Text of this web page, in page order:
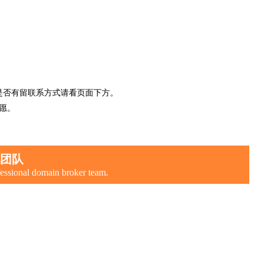
有留联系方式请看页面下方。
。
队
domain broker team.